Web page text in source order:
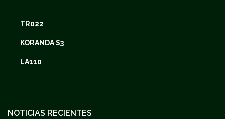
TR022
KORANDA S3
LA110
NOTICIAS RECIENTES